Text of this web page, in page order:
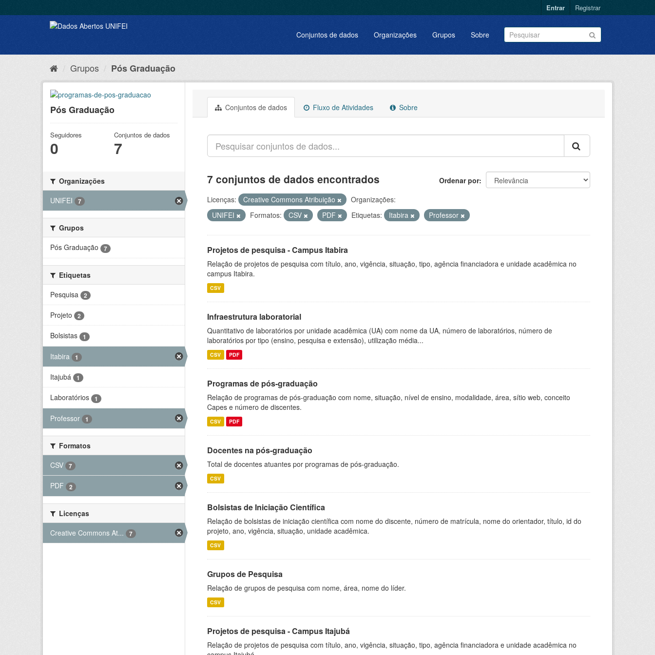
Entrar Registrar
Conjuntos de dados Organizações Grupos Sobre
Grupos Pós Graduação
Pós Graduação
Seguidores
0
Conjuntos de dados
7
Organizações
UNIFEI
7
Grupos
Pós Graduação
7
Etiquetas
Pesquisa
2
Projeto 2
Bolsistas 1
Itabira 1
Itajubá 1
Laboratórios 1
Professor 1
Formatos
CSV
7
PDF 2
Licenças
Creative Commons At...
7
Conjuntos de dados Fluxo de Atividades Sobre
Ordenar por
7 conjuntos de dados encontrados
Licenças: Creative Commons Atribuição
Organizações:
UNIFEI
Formatos: CSV PDF Etiquetas: Itabira Professor
Projetos de pesquisa - Campus Itabira
Relação de projetos de pesquisa com título, ano, vigência, situação, tipo, agência financiadora e unidade acadêmica no
campus Itabira.
CSV
Infraestrutura laboratorial
Quantitativo de laboratórios por unidade acadêmica (UA) com nome da UA, número de laboratórios, número de
laboratórios por tipo (ensino, pesquisa e extensão), utilização média...
CSV PDF
Programas de pós-graduação
Relação de programas de pós-graduação com nome, situação, nível de ensino, modalidade, área, sítio web, conceito
Capes e número de discentes.
CSV PDF
Docentes na pós-graduação
Total de docentes atuantes por programas de pós-graduação.
CSV
Bolsistas de Iniciação Científica
Relação de bolsistas de iniciação científica com nome do discente, número de matrícula, nome do orientador, título, id do
projeto, ano, vigência, situação, unidade acadêmica.
CSV
Grupos de Pesquisa
Relação de grupos de pesquisa com nome, área, nome do líder.
CSV
Projetos de pesquisa - Campus Itajubá
Relação de projetos de pesquisa com título, ano, vigência, situação, tipo, agência financiadora e unidade acadêmica no